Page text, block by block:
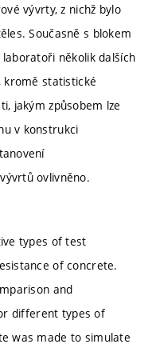
vývrty, z nichž bylo
Současně s blokem
několik dalších
kromě statistické
jakým způsobem lze
v konstrukci
ovlivněno.
types of test
of concrete.
and
different types of
was made to simulate